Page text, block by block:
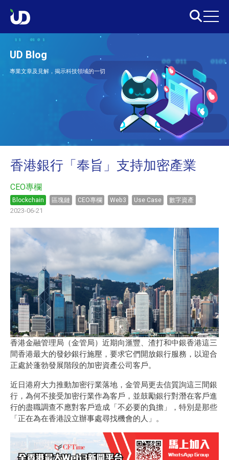
UD Blog
專業文章及見解，揭示科技領域的一切
香港銀行「奉旨」支持加密產業
CEO專欄
Blockchain 區塊鏈 CEO專欄 Web3 Use Case 數字資產
2023-06-21
香港金融管理局（金管局）近期向滙豐、渣打和中銀香港這三
間香港最大的發鈔銀行施壓，要求它們開放銀行服務，以迎合
正處於蓬勃發展階段的加密資產公司客戶。
近日港府大力推動加密行業落地，金管局更去信質詢這三間銀
行，為何不接受加密行業作為客戶，並鼓勵銀行對潛在客戶進
行的盡職調查不應對客戶造成「不必要的負擔」，特別是那些
「正在為在香港設立辦事處尋找機會的人」。